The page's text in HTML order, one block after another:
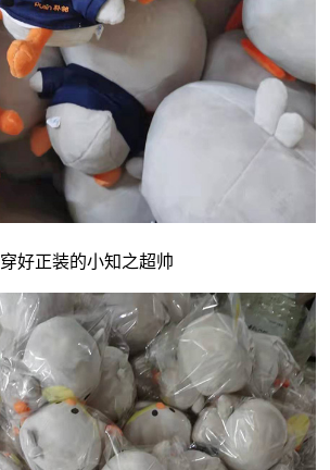
穿好正装的小知之超帅